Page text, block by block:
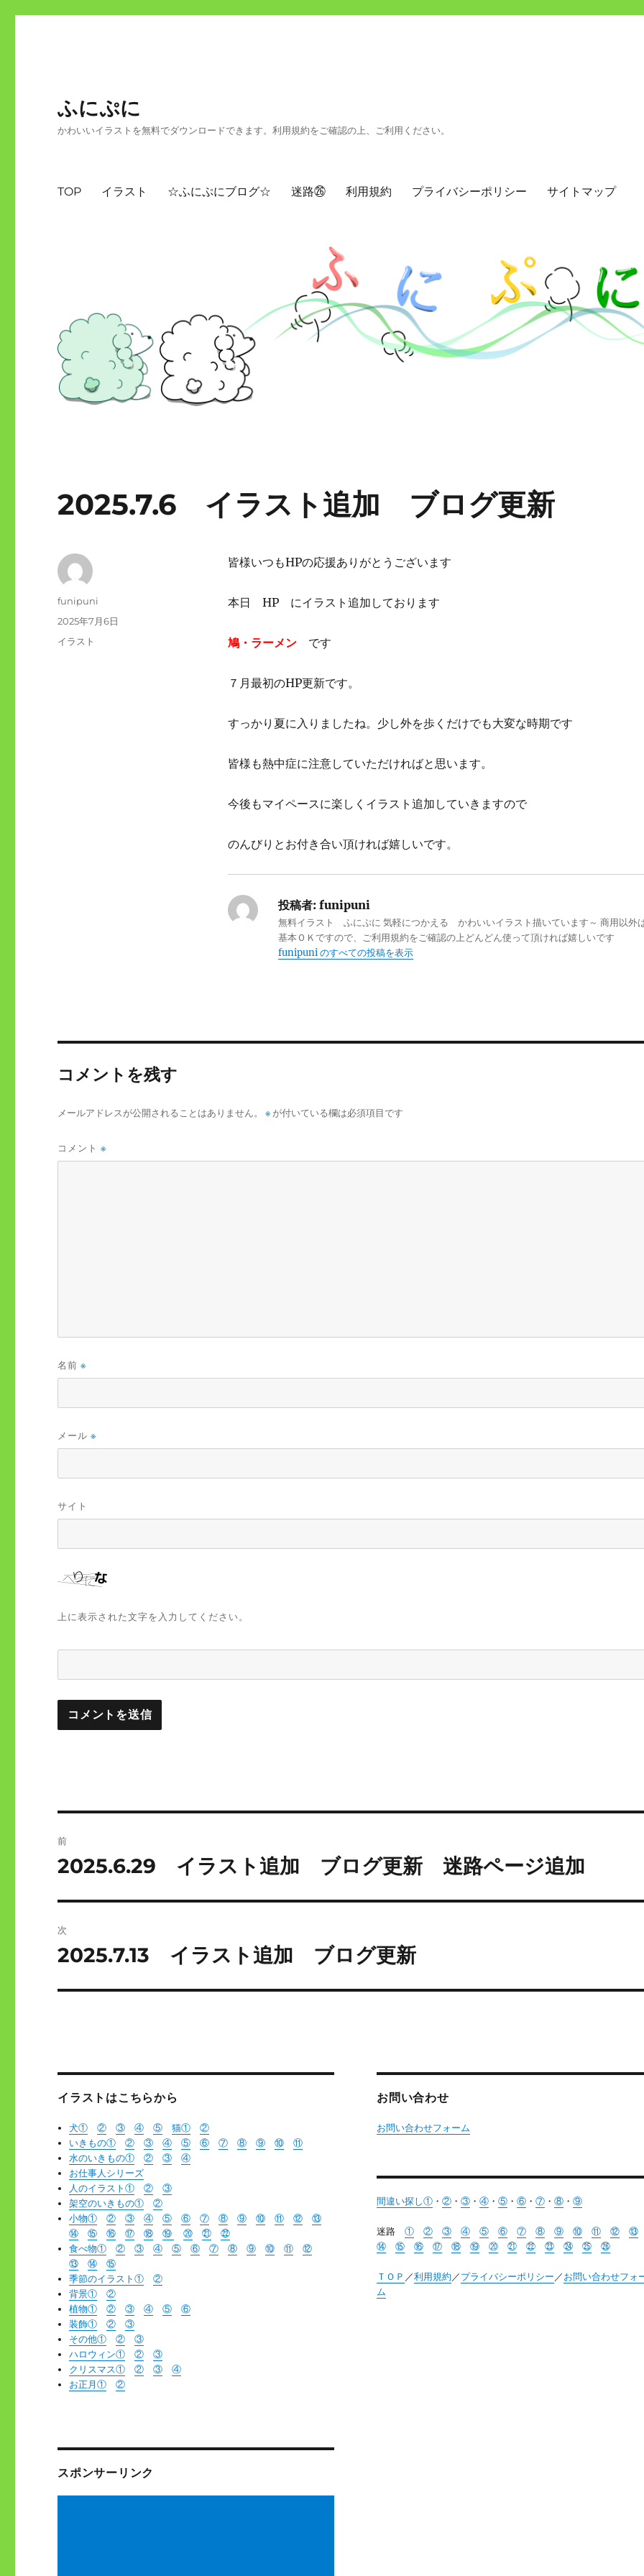
ふにぷに
かわいいイラストを無料でダウンロードできます。利用規約をご確認の上、ご利用ください。
TOP イラスト ☆ふにぷにブログ☆ 迷路㉖ 利用規約 プライバシーポリシー サイトマップ
2025.7.6 イラスト追加 ブログ更新
皆様いつもHPの応援ありがとうございます
本日 HP にイラスト追加しております
鳩・ラーメンです
７月最初のHP更新です。
すっかり夏に入りましたね。少し外を歩くだけでも大変な時期です
皆様も熱中症に注意していただければと思います。
今後もマイペースに楽しくイラスト追加していきますので
のんびりとお付き合い頂ければ嬉しいです。
投稿者:funipuni
無料イラスト ふにぷに 気軽につかえる かわいいイラスト描いています～ 商用以外
基本ＯＫですので、ご利用規約をご確認の上どんどん使って頂ければ嬉しいです
funipuni のすべての投稿を表示
投
funipuni
投
稿
2025年7月6日
カ
イラスト
コメントを残す
メールアドレスが公開されることはありません。 ※ が付いている欄は必須項目です
コメント※
名前※
メール※
サイト
上に表示された文字を入力してください。
稿
ゲ
ン
前
前
投
稿:
2025.6.29 イラスト追加 ブログ更新 迷路ページ追加
次
次
投
2025.7.13 イラスト追加 ブログ更新
イラストはこちらから
犬① ② ③ ④ ⑤ 猫①
②
いきもの①
② ③ ④ ⑤ ⑥ ⑦ ⑧ ⑨ ⑩
⑪
水のいきもの①
② ③
④
お仕事人シリーズ
人のイラスト①
②
③
架空のいきもの①
②
小物①
② ③ ④ ⑤ ⑥ ⑦ ⑧ ⑨ ⑩ ⑪ ⑫
⑬
⑭
⑮ ⑯ ⑰ ⑱ ⑲ ⑳ ㉑
㉒
食べ物①
② ③ ④ ⑤ ⑥ ⑦ ⑧ ⑨ ⑩ ⑪
⑫
⑬
⑭
⑮
季節のイラスト①
②
背景①
②
植物①
② ③ ④ ⑤
⑥
装飾①
②
③
その他①
②
③
ハロウィン①
②
③
クリスマス①
② ③
④
お正月①
②
スポンサーリンク
お問い合わせ
お問い合わせフォーム
間違い探し① ・② ・③ ・④ ・⑤ ・⑥ ・⑦ ・⑧ ・⑨
迷路① ② ③ ④ ⑤ ⑥ ⑦ ⑧ ⑨ ⑩ ⑪ ⑫
⑬
⑭
⑮ ⑯ ⑰ ⑱ ⑲ ⑳ ㉑ ㉒ ㉓ ㉔ ㉕ ㉖
ＴＯＰ ／利用規約／プライバシーポリシー／お問い合わせフォ
ム